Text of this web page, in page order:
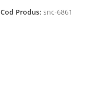
Cod Produs:snc-6861